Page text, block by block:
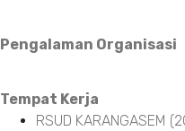
Pengalaman Organisasi
Tempat Kerja
RSUD KARANGASEM